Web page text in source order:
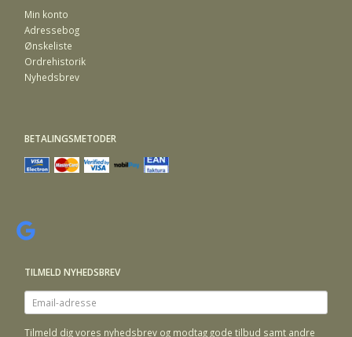
Min konto
Adressebog
Ønskeliste
Ordrehistorik
Nyhedsbrev
BETALINGSMETODER
TILMELD NYHEDSBREV
Email-
adresse
Tilmeld dig vores nyhedsbrev og modtag gode tilbud samt andre